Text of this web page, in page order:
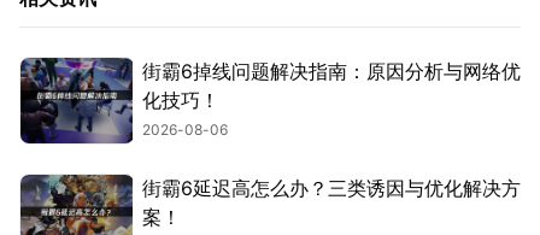
街霸6掉线问题解决指南：原因分析与网络优
化技巧！
2026-08-06
街霸6延迟高怎么办？三类诱因与优化解决方
案！